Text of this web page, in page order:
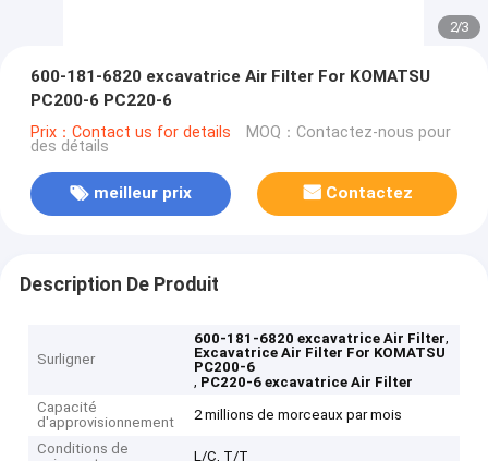
2/3
600-181-6820 excavatrice Air Filter For KOMATSU
PC200-6 PC220-6
Prix：Contact us for details MOQ：Contactez-nous pour
des détails
meilleur prix Contactez
Description De Produit
Surligner
600-181-6820 excavatrice Air Filter,
Excavatrice Air Filter For KOMATSU
PC200-6
, PC220-6 excavatrice Air Filter
Capacité
d'approvisionnement
2 millions de morceaux par mois
Conditions de
L/C, T/T